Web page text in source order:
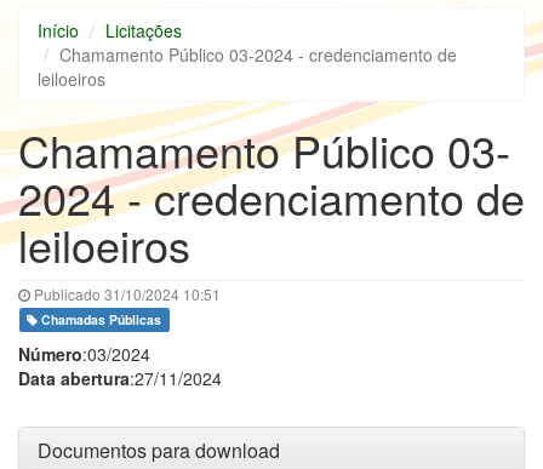
Início
Licitações
Chamamento Público 03-2024 - credenciamento de
leiloeiros
Chamamento Público 03-
2024 - credenciamento de
leiloeiros
Publicado 31/10/2024 10:51
Chamadas Públicas
Número:03/2024
Data abertura:27/11/2024
Documentos para download